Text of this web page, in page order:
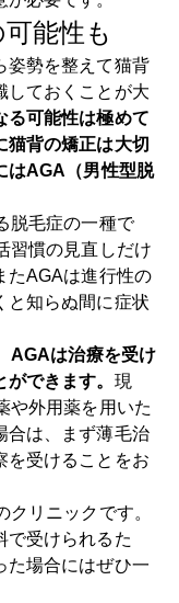
能性も
姿勢を整えて猫背
しておくことが大
る可能性は極めて
猫背の矯正は大切
はAGA（男性型脱
脱毛症の一種で
習慣の見直しだけ
たAGAは進行性の
と知らぬ間に症状
AGAは治療を受け
できます。 現
や外用薬を用いた
合は、まず薄毛治
を受けることをお
リニックです。
で受けられるた
た場合にはぜひ一